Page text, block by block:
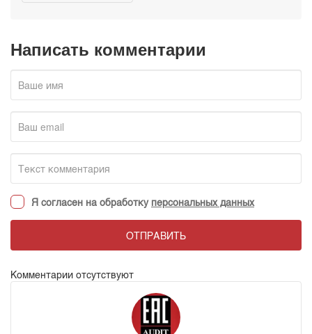
Написать комментарии
Я согласен на обработку персональных данных
ОТПРАВИТЬ
Комментарии отсутствуют